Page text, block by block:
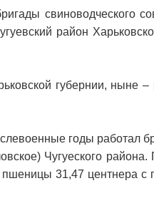
свиноводческого
район
губернии, ныне
годы работал
Чугуеского района.
31,47 центнера с